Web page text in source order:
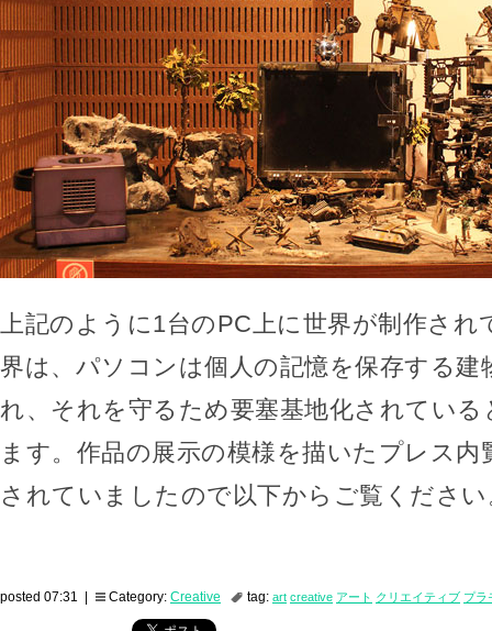
上記のように1台のPC上に世界が制作され
界は、パソコンは個人の記憶を保存する建
れ、それを守るため要塞基地化されてい
ます。作品の展示の模様を描いたプレス内
されていましたので以下からご覧ください
posted 07:31 | Category: Creative tag: art creative アート クリエイティブ プラ